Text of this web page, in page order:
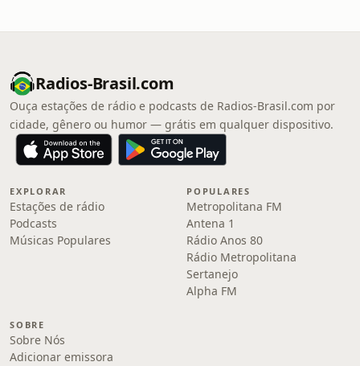
Radios-Brasil.com
Ouça estações de rádio e podcasts de Radios-Brasil.com por
cidade, gênero ou humor — grátis em qualquer dispositivo.
EXPLORAR
Estações de rádio
Podcasts
Músicas Populares
POPULARES
Metropolitana FM
Antena 1
Rádio Anos 80
Rádio Metropolitana
Sertanejo
Alpha FM
SOBRE
Sobre Nós
Adicionar emissora